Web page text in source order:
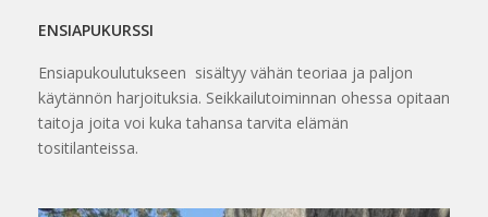
ENSIAPUKURSSI
Ensiapukoulutukseen sisältyy vähän teoriaa ja paljon
käytännön harjoituksia. Seikkailutoiminnan ohessa opitaan
taitoja joita voi kuka tahansa tarvita elämän
tositilanteissa.